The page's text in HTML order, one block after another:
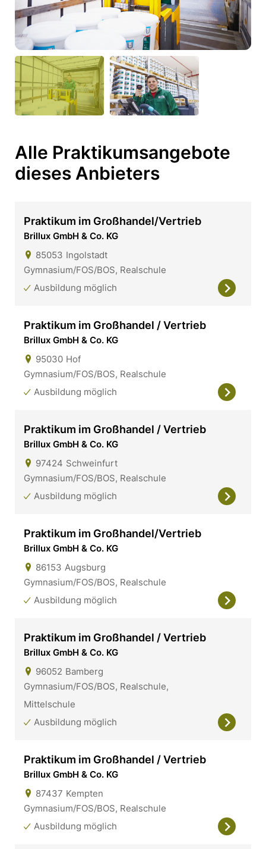
Alle Praktikumsangebote
dieses Anbieters
Praktikum im Großhandel/Vertrieb
Brillux GmbH & Co. KG
85053 Ingolstadt
Gymnasium/FOS/BOS, Realschule
Ausbildung möglich
Praktikum im Großhandel / Vertrieb
Brillux GmbH & Co. KG
95030 Hof
Gymnasium/FOS/BOS, Realschule
Ausbildung möglich
Praktikum im Großhandel / Vertrieb
Brillux GmbH & Co. KG
97424 Schweinfurt
Gymnasium/FOS/BOS, Realschule
Ausbildung möglich
Praktikum im Großhandel/Vertrieb
Brillux GmbH & Co. KG
86153 Augsburg
Gymnasium/FOS/BOS, Realschule
Ausbildung möglich
Praktikum im Großhandel / Vertrieb
Brillux GmbH & Co. KG
96052 Bamberg
Gymnasium/FOS/BOS, Realschule,
Mittelschule
Ausbildung möglich
Praktikum im Großhandel / Vertrieb
Brillux GmbH & Co. KG
87437 Kempten
Gymnasium/FOS/BOS, Realschule
Ausbildung möglich